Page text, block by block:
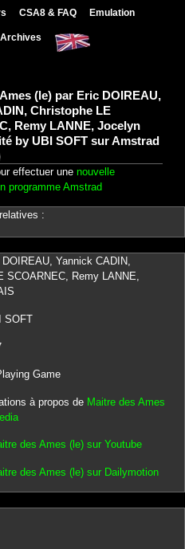
CSA8 & FAQ Emulation
Archives
(le) par Eric DOIREAU,
Christophe LE
Remy LANNE, Jocelyn
by UBI SOFT sur Amstrad
effectuer une nouvelle
programme Amstrad
:
Yannick CADIN,
SCOARNEC, Remy LANNE,
SOFT
Game
à propos de Maitre des Ames
des Ames (le) sur Youtube
des Ames (le) sur Dailymotion